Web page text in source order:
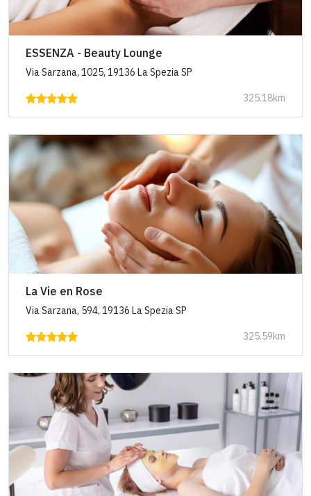
ESSENZA - Beauty Lounge
Via Sarzana, 1025, 19136 La Spezia SP
325.18km
La Vie en Rose
Via Sarzana, 594, 19136 La Spezia SP
325.59km